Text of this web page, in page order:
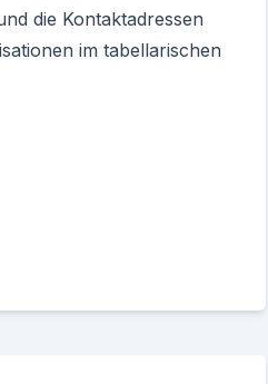
die Kontaktadressen
im tabellarischen